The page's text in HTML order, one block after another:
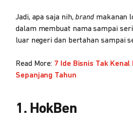
Jadi, apa saja nih, brand makanan
dalam membuat nama sampai
luar negeri dan bertahan sampai
Read More: 7 Ide Bisnis Tak Kenal
Sepanjang Tahun
1. HokBen